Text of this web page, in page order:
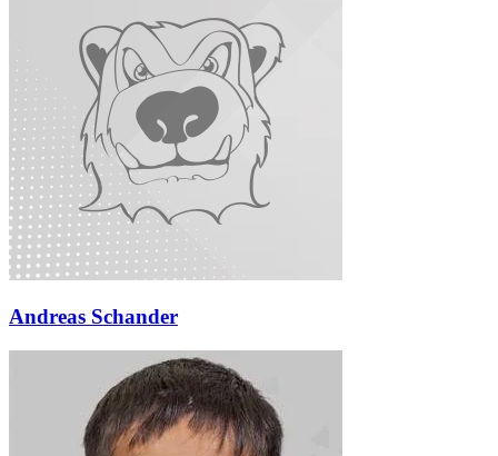
Andreas Schander